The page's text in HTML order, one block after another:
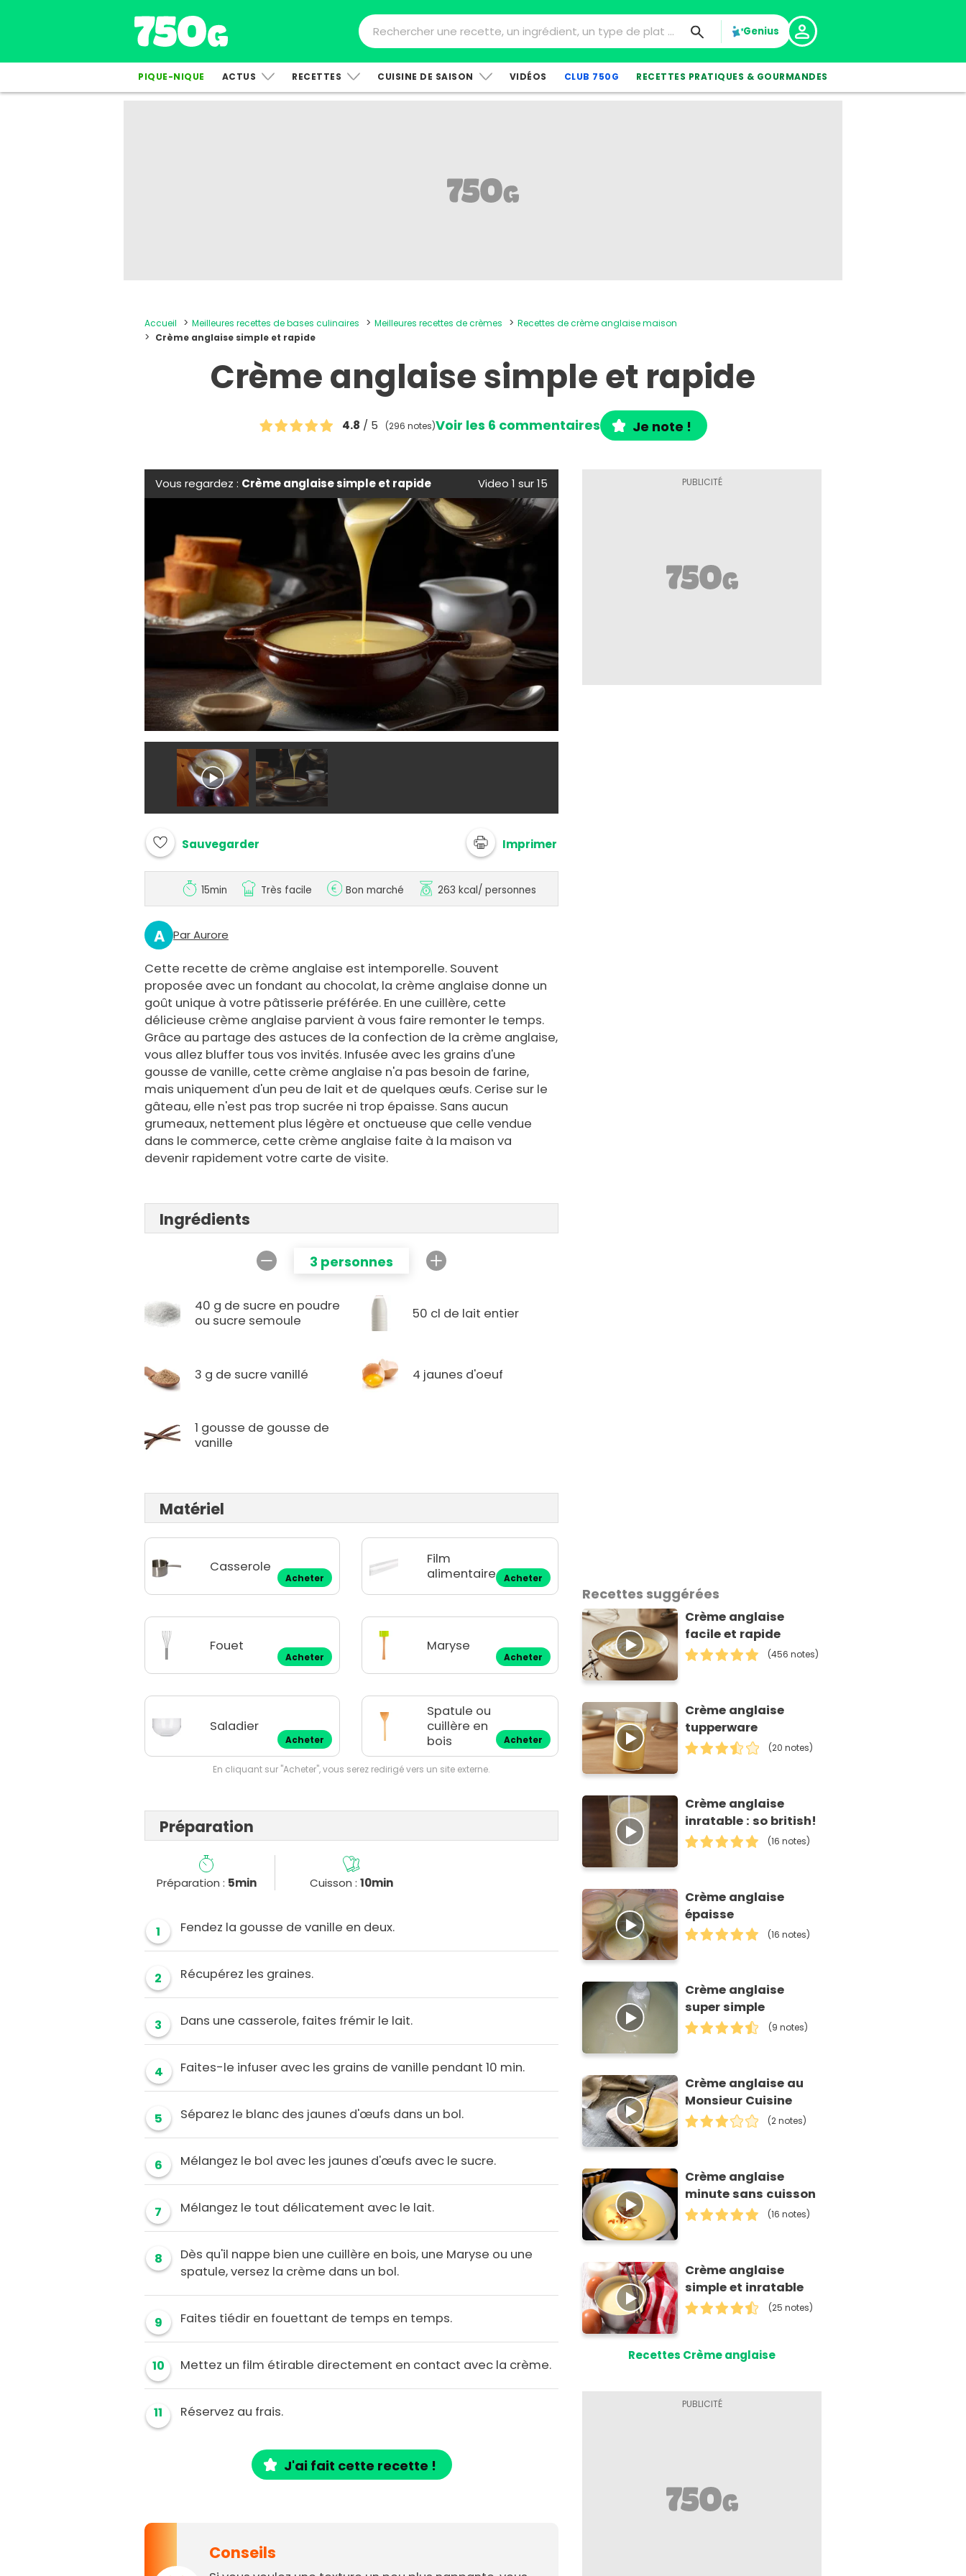
Genius
PIQUE-NIQUE ACTUS RECETTES CUISINE DE SAISON VIDÉOS CLUB 750G RECETTES PRATIQUES & GOURMANDES
Accueil Meilleures recettes de bases culinaires Meilleures recettes de crèmes
Recettes de crème anglaise maison
Crème anglaise simple et rapide
Crème anglaise simple et rapide
4.8 / 5 (296 notes)Voir les 6 commentaires Je note !
Vous regardez : Crème anglaise simple et rapide Video 1 sur 15
Sauvegarder Imprimer
15min Très facile Bon marché 263 kcal/ personnes
A Par Aurore
Cette recette de crème anglaise est intemporelle. Souvent
proposée avec un fondant au chocolat, la crème anglaise donne un
goût unique à votre pâtisserie préférée. En une cuillère, cette
délicieuse crème anglaise parvient à vous faire remonter le temps.
Grâce au partage des astuces de la confection de la crème anglaise,
vous allez bluffer tous vos invités. Infusée avec les grains d'une
gousse de vanille, cette crème anglaise n'a pas besoin de farine,
mais uniquement d'un peu de lait et de quelques œufs. Cerise sur le
gâteau, elle n'est pas trop sucrée ni trop épaisse. Sans aucun
grumeaux, nettement plus légère et onctueuse que celle vendue
dans le commerce, cette crème anglaise faite à la maison va
devenir rapidement votre carte de visite.
Ingrédients
3 personnes
40 g de sucre en poudre
ou sucre semoule
50 cl de lait entier
3 g de sucre vanillé 4 jaunes d'oeuf
1 gousse de gousse de
vanille
Matériel
Casserole
Acheter
Film
alimentaire
Acheter
Fouet
Acheter
Maryse
Acheter
Saladier
Acheter
Spatule ou
cuillère en
bois
Acheter
En cliquant sur "Acheter", vous serez redirigé vers un site externe.
Préparation
Préparation : 5min Cuisson :10min
1 Fendez la gousse de vanille en deux.
2 Récupérez les graines.
3 Dans une casserole, faites frémir le lait.
4 Faites-le infuser avec les grains de vanille pendant 10 min.
5 Séparez le blanc des jaunes d'œufs dans un bol.
6 Mélangez le bol avec les jaunes d'œufs avec le sucre.
7 Mélangez le tout délicatement avec le lait.
8
Dès qu'il nappe bien une cuillère en bois, une Maryse ou une
spatule, versez la crème dans un bol.
9 Faites tiédir en fouettant de temps en temps.
10 Mettez un film étirable directement en contact avec la crème.
11 Réservez au frais.
J'ai fait cette recette !
Conseils
Recettes suggérées
Crème anglaise
facile et rapide
(456 notes)
Crème anglaise
tupperware
(20 notes)
Crème anglaise
inratable : so british!
(16 notes)
Crème anglaise
épaisse
(16 notes)
Crème anglaise
super simple
(9 notes)
Crème anglaise au
Monsieur Cuisine
(2 notes)
Crème anglaise
minute sans cuisson
(16 notes)
Crème anglaise
simple et inratable
(25 notes)
Recettes Crème anglaise